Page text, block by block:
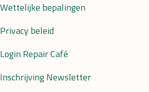
Wettelijke bepalingen
Privacy beleid
Login Repair Café
Inschrijving Newsletter